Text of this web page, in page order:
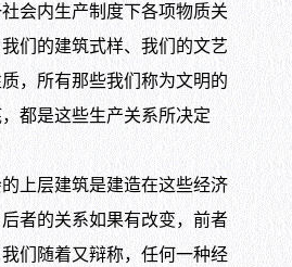
会内生产制度下各项物质关
们的建筑式样、我们的文艺
，所有那些我们称为文明的
都是这些生产关系所决定
层建筑是建造在这些经济
者的关系如果有改变，前者
们随着又辩称，任何一种经